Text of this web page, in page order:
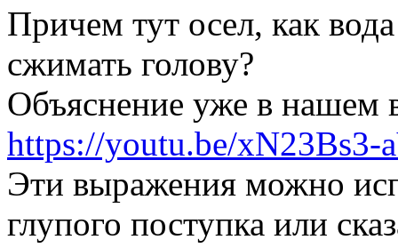
Причем тут осел, как
сжимать голову?
Объяснение уже в нашем
https://youtu.be/xN23Bs3-
Эти выражения можно
глупого поступка или